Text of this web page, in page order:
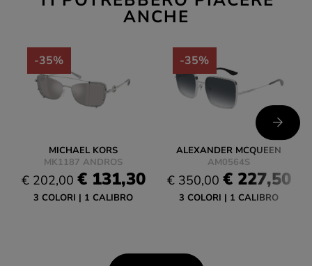
ANCHE
-35%
MICHAEL KORS
MK1187 ANDROS
€ 202,00 € 131,30
3 COLORI 1 CALIBRO
-35%
ALEXANDER MCQUEEN
AM0564S
€ 350,00 € 227,50
3 COLORI 1 CALIBRO